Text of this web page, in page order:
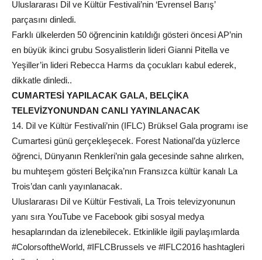
Uluslararası Dil ve Kültür Festivali’nin ‘Evrensel Barış’
parçasını dinledi.
Farklı ülkelerden 50 öğrencinin katıldığı gösteri öncesi AP’nin
en büyük ikinci grubu Sosyalistlerin lideri Gianni Pitella ve
Yeşiller’in lideri Rebecca Harms da çocukları kabul ederek,
dikkatle dinledi..
CUMARTESİ YAPILACAK GALA, BELÇİKA
TELEVİZYONUNDAN CANLI YAYINLANACAK
14. Dil ve Kültür Festivali’nin (IFLC) Brüksel Gala programı ise
Cumartesi günü gerçekleşecek. Forest National’da yüzlerce
öğrenci, Dünyanın Renkleri’nin gala gecesinde sahne alırken,
bu muhteşem gösteri Belçika’nın Fransızca kültür kanalı La
Trois’dan canlı yayınlanacak.
Uluslararası Dil ve Kültür Festivali, La Trois televizyonunun
yanı sıra YouTube ve Facebook gibi sosyal medya
hesaplarından da izlenebilecek. Etkinlikle ilgili paylaşımlarda
#ColorsoftheWorld, #IFLCBrussels ve #IFLC2016 hashtagleri